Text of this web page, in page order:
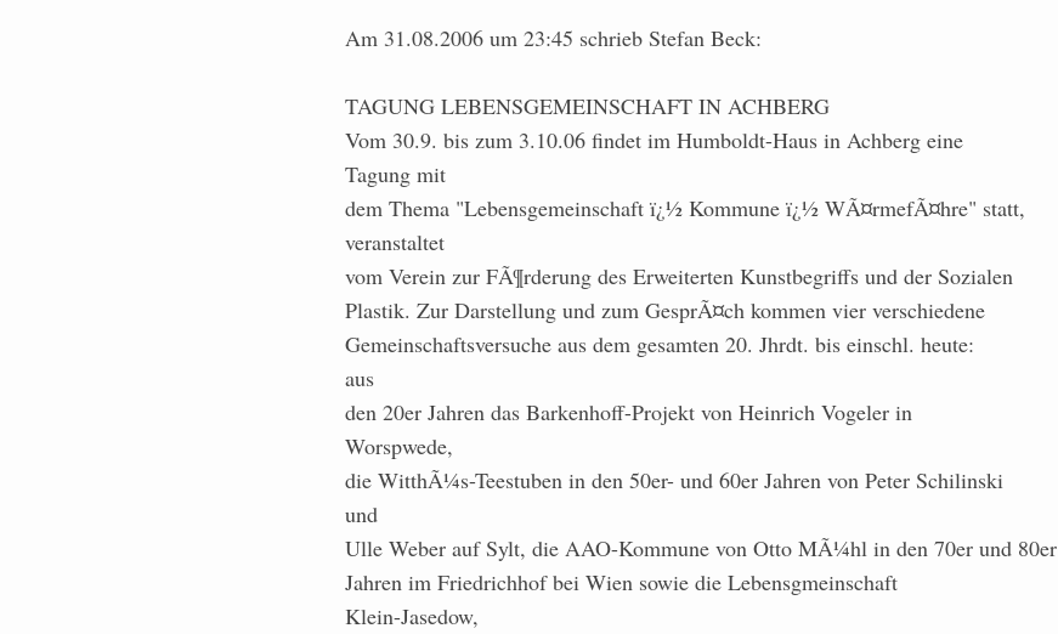
Am 31.08.2006 um 23:45 schrieb Stefan Beck:
TAGUNG LEBENSGEMEINSCHAFT IN ACHBERG
Vom 30.9. bis zum 3.10.06 findet im Humboldt-Haus in Achberg eine
Tagung mit
dem Thema "Lebensgemeinschaft ï¿½ Kommune ï¿½ WÃ¤rmefÃ¤hre" statt,
veranstaltet
vom Verein zur FÃ¶rderung des Erweiterten Kunstbegriffs und der Sozialen
Plastik. Zur Darstellung und zum GesprÃ¤ch kommen vier verschiedene
Gemeinschaftsversuche aus dem gesamten 20. Jhrdt. bis einschl. heute:
aus
den 20er Jahren das Barkenhoff-Projekt von Heinrich Vogeler in
Worspwede,
die WitthÃ¼s-Teestuben in den 50er- und 60er Jahren von Peter Schilinski
und
Ulle Weber auf Sylt, die AAO-Kommune von Otto MÃ¼hl in den 70er und 80er
Jahren im Friedrichhof bei Wien sowie die Lebensgmeinschaft
Klein-Jasedow,